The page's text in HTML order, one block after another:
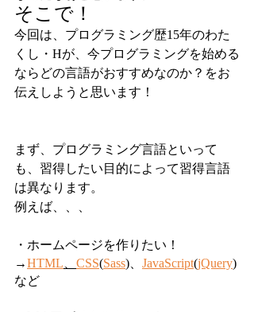
そこで！
今回は、プログラミング歴15年のわた
くし・Hが、今プログラミングを始める
ならどの言語がおすすめなのか？をお
伝えしようと思います！
まず、プログラミング言語といって
も、習得したい目的によって習得言語
は異なります。
例えば、、、
・ホームページを作りたい！
→HTML CSS(Sass)、 JavaScript(jQuery)
など